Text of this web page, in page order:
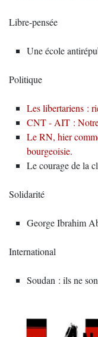
Libre-pensée
Une école
Politique
Les libertariens :
CNT - AIT :
Le RN, hier
bourgeoisie.
Le courage de la
Solidarité
George Ibrahim
International
Soudan : ils ne